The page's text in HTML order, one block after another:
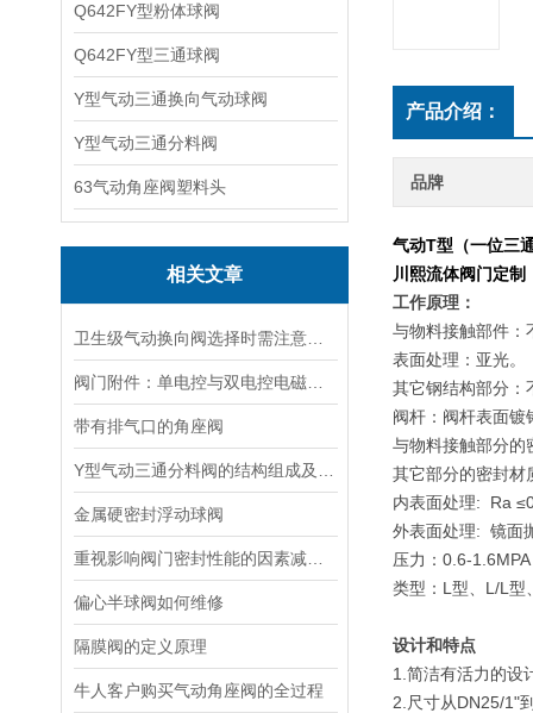
Q642FY型粉体球阀
Q642FY型三通球阀
Y型气动三通换向气动球阀
Y型气动三通分料阀
63气动角座阀塑料头
相关文章
带有排气口的角座阀
金属硬密封浮动球阀
偏心半球阀如何维修
隔膜阀的定义原理
牛人客户购买气动角座阀的全过程
产品介绍：
品牌
气动T型（一位三
川熙流体阀门定
工作原理：
与物料接触部件：
表面处理：亚光。
其它钢结构部分：
阀杆：阀杆表面镀
与物料接触部分的
其它部分的密封材
内表面处理: Ra
外表面处理: 镜面
压力：0.6-1.6MPA
类型：L型、L/L型
设计和特点
1.简洁有活力的设
2.尺寸从DN25/1"